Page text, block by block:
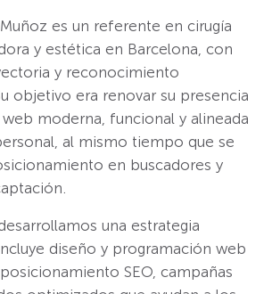
es un referente en cirugía
y estética en Barcelona, con
y reconocimiento
objetivo era renovar su presencia
moderna, funcional y alineada
al mismo tiempo que se
en buscadores y
una estrategia
diseño y programación web
SEO, campañas